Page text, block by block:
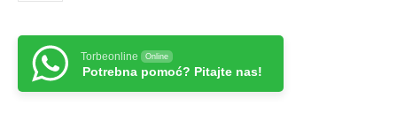
Torbeonline Online
Potrebna pomoć? Pitajte nas!